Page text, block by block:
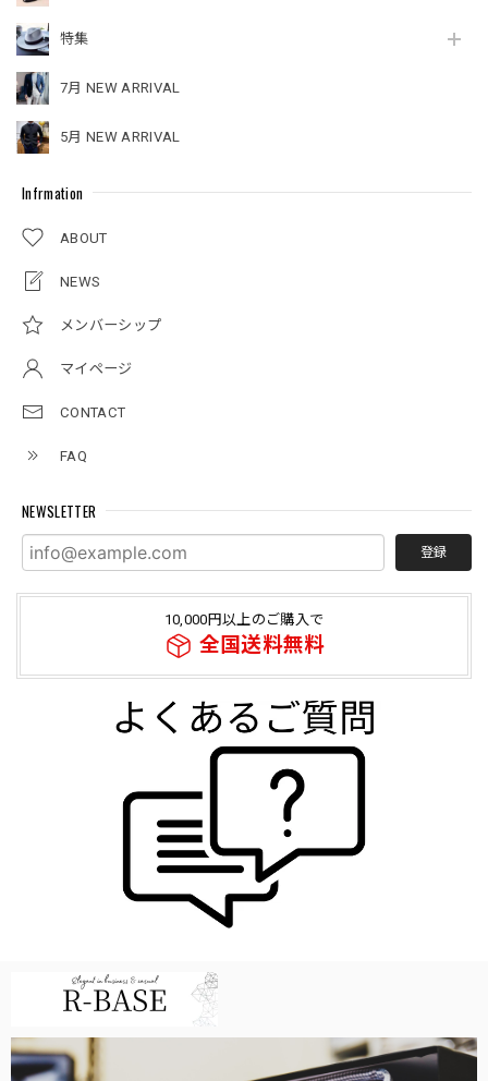
特集
7月 NEW ARRIVAL
5月 NEW ARRIVAL
Infrmation
ABOUT
NEWS
メンバーシップ
マイページ
CONTACT
FAQ
NEWSLETTER
登録
10,000円以上のご購入で
全国送料無料